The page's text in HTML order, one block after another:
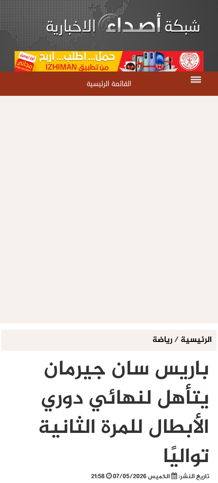
القائمة الرئيسية
الرئيسية/رياضة
باريس سان جيرمان
يتأهل لنهائي دوري
الأبطال للمرة الثانية
تواليًا
تاريخ النشر: الخميس 07/05/2026